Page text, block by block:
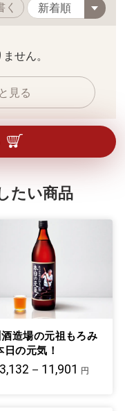
く
せん。
見る
たい商品
造場の元祖もろみ
日の元気！
3,132－11,901 円